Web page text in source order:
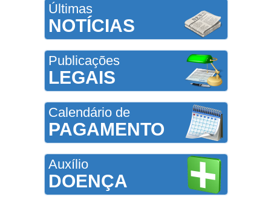
Últimas
NOTÍCIAS
Publicações
LEGAIS
Calendário de
PAGAMENTO
Auxílio
DOENÇA